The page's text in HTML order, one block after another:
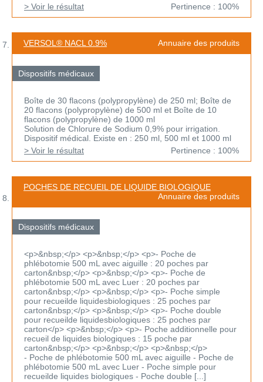
> Voir le résultat
Pertinence : 100%
VERSOL® NACL 0.9% Annuaire des produits
Dispositifs médicaux
Boîte de 30 flacons (polypropylène) de 250 ml; Boîte de
20 flacons (polypropylène) de 500 ml et Boîte de 10
flacons (polypropylène) de 1000 ml
Solution de Chlorure de Sodium 0,9% pour irrigation.
Dispositif médical. Existe en : 250 ml, 500 ml et 1000 ml
> Voir le résultat
Pertinence : 100%
POCHES DE RECUEIL DE LIQUIDE BIOLOGIQUE
Annuaire des produits
Dispositifs médicaux
<p>&nbsp;</p> <p>&nbsp;</p> <p>- Poche de
phlébotomie 500 mL avec aiguille : 20 poches par
carton&nbsp;</p> <p>&nbsp;</p> <p>- Poche de
phlébotomie 500 mL avec Luer : 20 poches par
carton&nbsp;</p> <p>&nbsp;</p> <p>- Poche simple
pour recueilde liquidesbiologiques : 25 poches par
carton&nbsp;</p> <p>&nbsp;</p> <p>- Poche double
pour recueilde liquidesbiologiques : 25 poches par
carton</p> <p>&nbsp;</p> <p>- Poche additionnelle pour
recueil de liquides biologiques : 15 poche par
carton&nbsp;</p> <p>&nbsp;</p> <p>&nbsp;</p>
- Poche de phlébotomie 500 mL avec aiguille - Poche de
phlébotomie 500 mL avec Luer - Poche simple pour
recueilde liquides biologiques - Poche double [...]